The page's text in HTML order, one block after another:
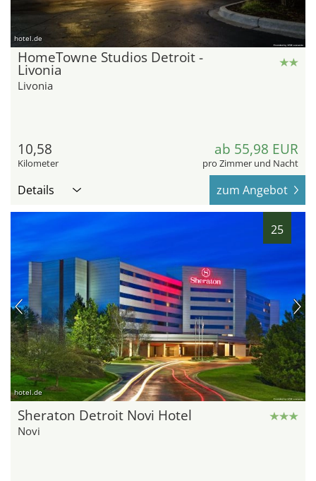
hotel.de
HomeTowne Studios Detroit -
Livonia
Livonia
10,58
Kilometer
ab 55,98 EUR
pro Zimmer und Nacht
Details zum Angebot
25
hotel.de
Sheraton Detroit Novi Hotel
Novi